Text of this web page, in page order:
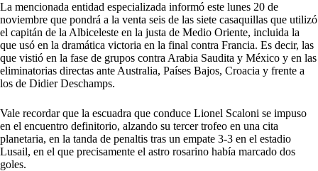
La mencionada entidad especializada informó este lunes 20 de
noviembre que pondrá a la venta seis de las siete casaquillas que utilizó
el capitán de la Albiceleste en la justa de Medio Oriente, incluida la
que usó en la dramática victoria en la final contra Francia. Es decir, las
que vistió en la fase de grupos contra Arabia Saudita y México y en las
eliminatorias directas ante Australia, Países Bajos, Croacia y frente a
los de Didier Deschamps.
Vale recordar que la escuadra que conduce Lionel Scaloni se impuso
en el encuentro definitorio, alzando su tercer trofeo en una cita
planetaria, en la tanda de penaltis tras un empate 3-3 en el estadio
Lusail, en el que precisamente el astro rosarino había marcado dos
goles.